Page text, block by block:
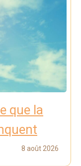
que la
8 août 2026